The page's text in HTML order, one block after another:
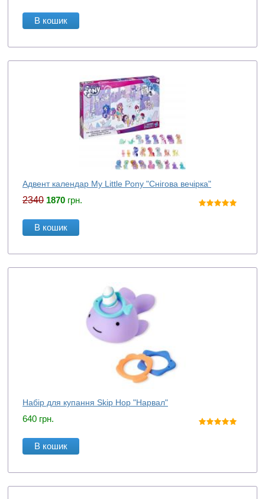
В кошик
Адвент календар My Little Pony "Снігова вечірка"
2340 1870 грн.
В кошик
Набір для купання Skip Hop "Нарвал"
640 грн.
В кошик